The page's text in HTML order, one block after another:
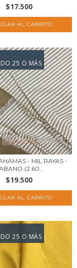
$17.500
25 O MÁS
- MIL RAYAS -
(2.60...
$19.500
25 O MÁS